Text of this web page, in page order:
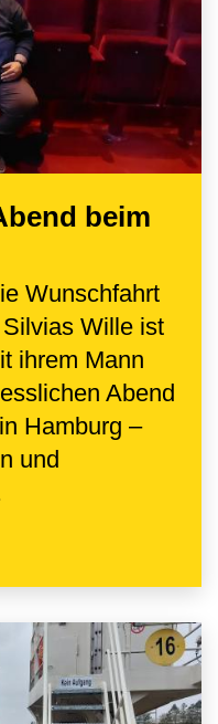
beim
Wunschfahrt
Wille ist
ihrem Mann
Abend
Hamburg –
und